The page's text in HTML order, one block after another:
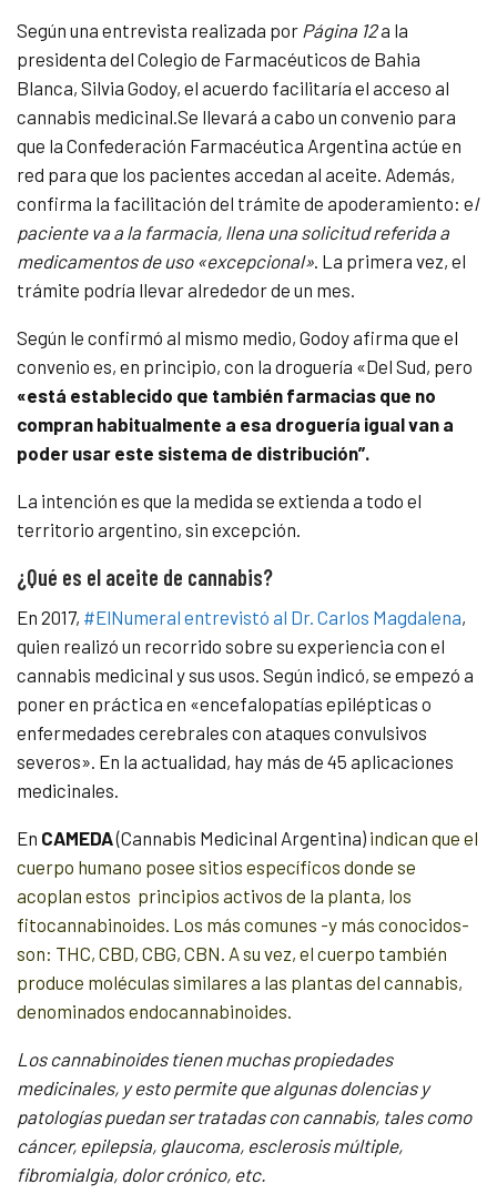
Según una entrevista realizada por Página 12a la
presidenta del Colegio de Farmacéuticos de Bahia
Blanca, Silvia Godoy, el acuerdo facilitaría el acceso al
cannabis medicinal.Se llevará a cabo un convenio para
que la Confederación Farmacéutica Argentina actúe en
red para que los pacientes accedan al aceite. Además,
confirma la facilitación del trámite de apoderamiento: el
paciente va a la farmacia, llena una solicitud referida a
medicamentos de uso «excepcional». La primera vez, el
trámite podría llevar alrededor de un mes.
Según le confirmó al mismo medio, Godoy afirma que el
convenio es, en principio, con la droguería «Del Sud, pero
«está establecido que también farmacias que no
compran habitualmente a esa droguería igual van a
poder usar este sistema de distribución”.
La intención es que la medida se extienda a todo el
territorio argentino, sin excepción.
¿Qué es el aceite de cannabis?
En 2017, #ElNumeral entrevistó al Dr. Carlos Magdalena,
quien realizó un recorrido sobre su experiencia con el
cannabis medicinal y sus usos. Según indicó, se empezó a
poner en práctica en «encefalopatías epilépticas o
enfermedades cerebrales con ataques convulsivos
severos». En la actualidad, hay más de 45 aplicaciones
medicinales.
En CAMEDA(Cannabis Medicinal Argentina) indican que el
cuerpo humano posee sitios específicos donde se
acoplan estos principios activos de la planta, los
fitocannabinoides. Los más comunes -y más conocidos-
son: THC, CBD, CBG, CBN. A su vez, el cuerpo también
produce moléculas similares a las plantas del cannabis,
denominados endocannabinoides.
Los cannabinoides tienen muchas propiedades
medicinales, y esto permite que algunas dolencias y
patologías puedan ser tratadas con cannabis, tales como
cáncer, epilepsia, glaucoma, esclerosis múltiple,
fibromialgia, dolor crónico, etc.